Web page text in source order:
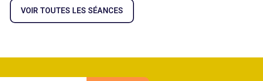
VOIR TOUTES LES SÉANCES